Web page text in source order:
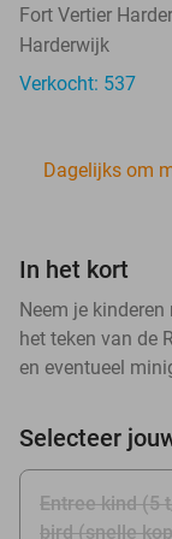
Fort Vertier
Harderwijk
Verkocht: 537
Dagelijks om
In het kort
Neem je
het teken van de
en eventueel
Selecteer
Entree kind (5
bird (snelle